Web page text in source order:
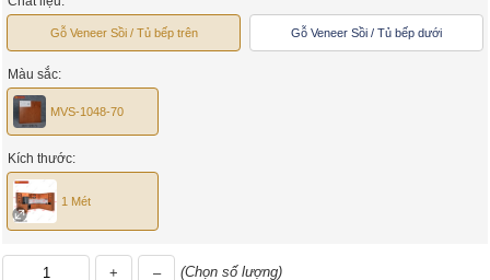
Gỗ Veneer Sồi / Tủ bếp trên Gỗ Veneer Sồi / Tủ bếp dưới
Màu sắc:
MVS-1048-70
Kích thước:
1 Mét
+ – (Chọn số lượng)